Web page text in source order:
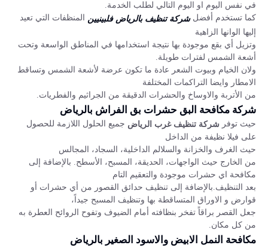
في نفس اليوم او اليوم التالي لطلب الخدمة.
كما تستخدم أفضل شركة تنظيف بالرياض فلبينيين المنظفات التي تعيد
إليها الوانها الزاهية
وتزيل أي بقع موجودة بها نتيجة استخدامها في المناطق الواسعة وتحت
أشعة الشمس لفترات طويلة.
ولان الخيام وبيوت الشعر عادة ما تكون عرضة لأشعة الشمس وتساقط
الامطار وايضا التراكمات المختلفة
من الأتربة والاوساخ والحشرات الدقيقة من الجراثيم والفطريات.
شركة مكافحة البق حشرات بق الفراش بالرياض
حيث توفر شركة تنظيف غرب الرياض جميع الحلول اللازمة للحصول
على فيلا نظيفة من الداخل
حيث الغرف والخزانة والسلالم الداخلية، السجاد، المجالس
من الخارج حيث الواجهات، الحديقة، المسبح، الأسطح. بالإضافة إلى
مكافحة اي حشرات موجودة والتعقيم التام
بعد التنظيف.بالإضافة إلى تنظيف حدائق القصور من أي حشرات أو
قوارض و الاوراق المتساقطة بها وتنظيف المسبح جيداً،
جعل القصر براقاً تفخر بنظافته أمام الضيوف وتفوح الروائح العطرة به
من كل مكان.
مكافحة النمل الابيض والاسود الصغير بالرياض